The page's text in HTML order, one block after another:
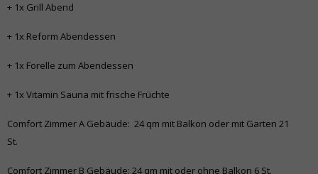
+ 1x Grill Abend
+ 1x Reform Abendessen
+ 1x Forelle zum Abendessen
+ 1x Vitamin Sauna mit frische Früchte
Comfort Zimmer A Gebäude: 24 qm mit Balkon oder mit Garten 21
St.
Comfort Zimmer B Gebäude: 24 qm mit oder ohne Balkon 6 St.